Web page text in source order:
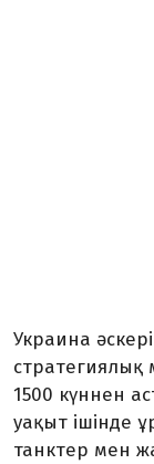
Украина
стратегиялық
1500 күннен
уақыт ішінде
танктер мен